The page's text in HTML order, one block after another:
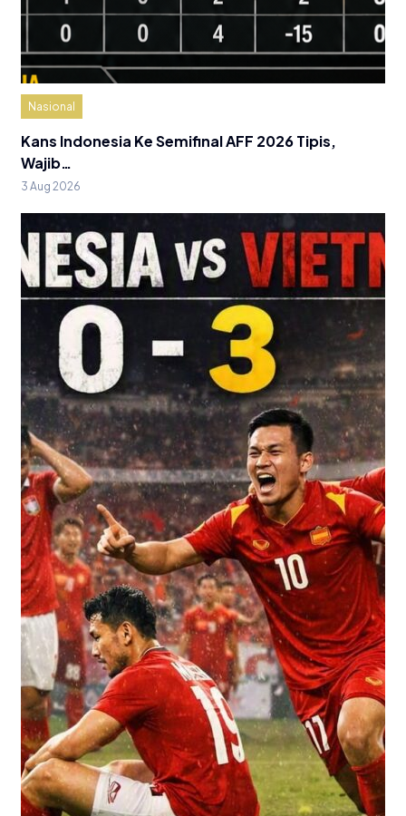
Nasional
Kans Indonesia Ke Semifinal AFF 2026 Tipis,
Wajib…
3 Aug 2026